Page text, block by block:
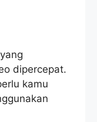
dipercepat.
kamu